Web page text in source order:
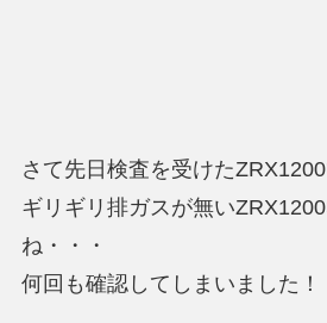
さて先日検査を受けたZRX1200
ギリギリ排ガスが無い
ね・・・
何回も確認してしまいました！